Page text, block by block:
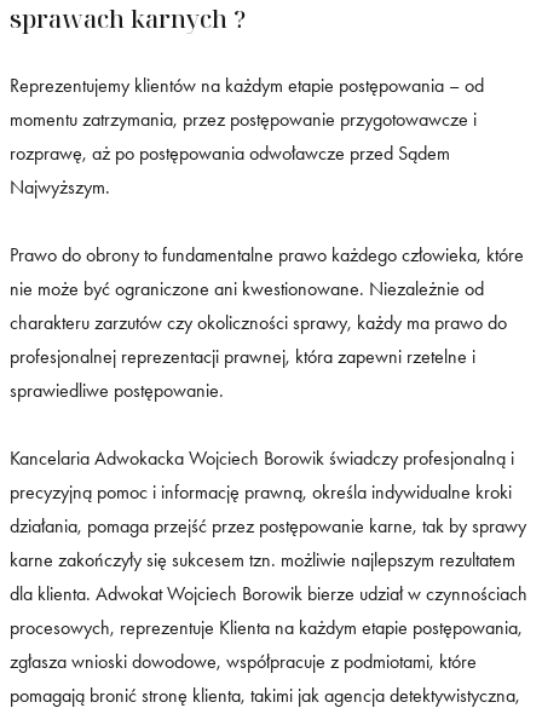
sprawach karnych ?
Reprezentujemy klientów na każdym etapie postępowania – od
momentu zatrzymania, przez postępowanie przygotowawcze i
rozprawę, aż po postępowania odwoławcze przed Sądem
Najwyższym.
Prawo do obrony to fundamentalne prawo każdego człowieka, które
nie może być ograniczone ani kwestionowane. Niezależnie od
charakteru zarzutów czy okoliczności sprawy, każdy ma prawo do
profesjonalnej reprezentacji prawnej, która zapewni rzetelne i
sprawiedliwe postępowanie.
Kancelaria Adwokacka Wojciech Borowik świadczy profesjonalną i
precyzyjną pomoc i informację prawną, określa indywidualne kroki
działania, pomaga przejść przez postępowanie karne, tak by sprawy
karne zakończyły się sukcesem tzn. możliwie najlepszym rezultatem
dla klienta. Adwokat Wojciech Borowik bierze udział w czynnościach
procesowych, reprezentuje Klienta na każdym etapie postępowania,
zgłasza wnioski dowodowe, współpracuje z podmiotami, które
pomagają bronić stronę klienta, takimi jak agencja detektywistyczna,